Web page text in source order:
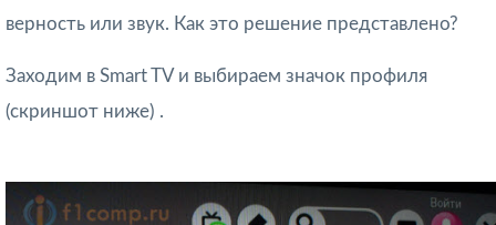
верность или звук. Как это решение представлено?
Заходим в Smart TV и выбираем значок профиля
(скриншот ниже) .